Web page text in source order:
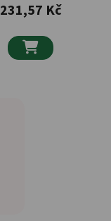
231,57 Kč
